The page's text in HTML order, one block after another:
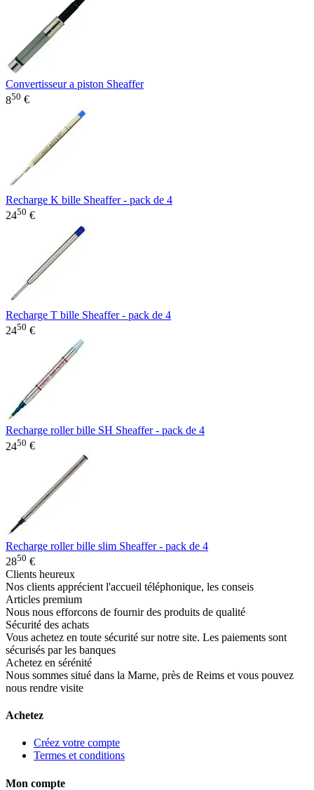
Convertisseur a piston Sheaffer
850 €
Recharge K bille Sheaffer - pack de 4
2450 €
Recharge T bille Sheaffer - pack de 4
2450 €
Recharge roller bille SH Sheaffer - pack de 4
2450 €
Recharge roller bille slim Sheaffer - pack de 4
2850 €
Clients heureux
Nos clients apprécient l'accueil téléphonique, les conseis
Articles premium
Nous nous efforcons de fournir des produits de qualité
Sécurité des achats
Vous achetez en toute sécurité sur notre site. Les paiements sont
sécurisés par les banques
Achetez en sérénité
Nous sommes situé dans la Marne, près de Reims et vous pouvez
nous rendre visite
Achetez
Créez votre compte
Termes et conditions
Mon compte